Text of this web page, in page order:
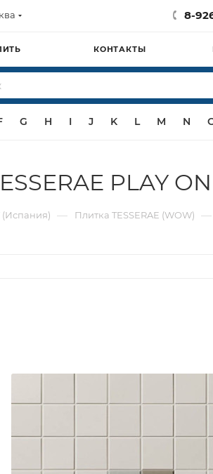
8-
КОНТАКТЫ
G H I J K L M N
PLAY
(Испания) — Плитка TESSERAE (WOW) —